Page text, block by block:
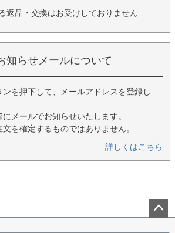
返品・交換はお受けしておりません
知らせメールについて
ンを押下して、メールアドレスを登録し
メールでお知らせいたします。
を確定するものではありません。
詳しくはこちら